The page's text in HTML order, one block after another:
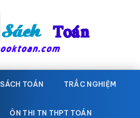
SÁCH TOÁN TRẮC NGHIỆM
ÔN THI TN THPT TOÁN